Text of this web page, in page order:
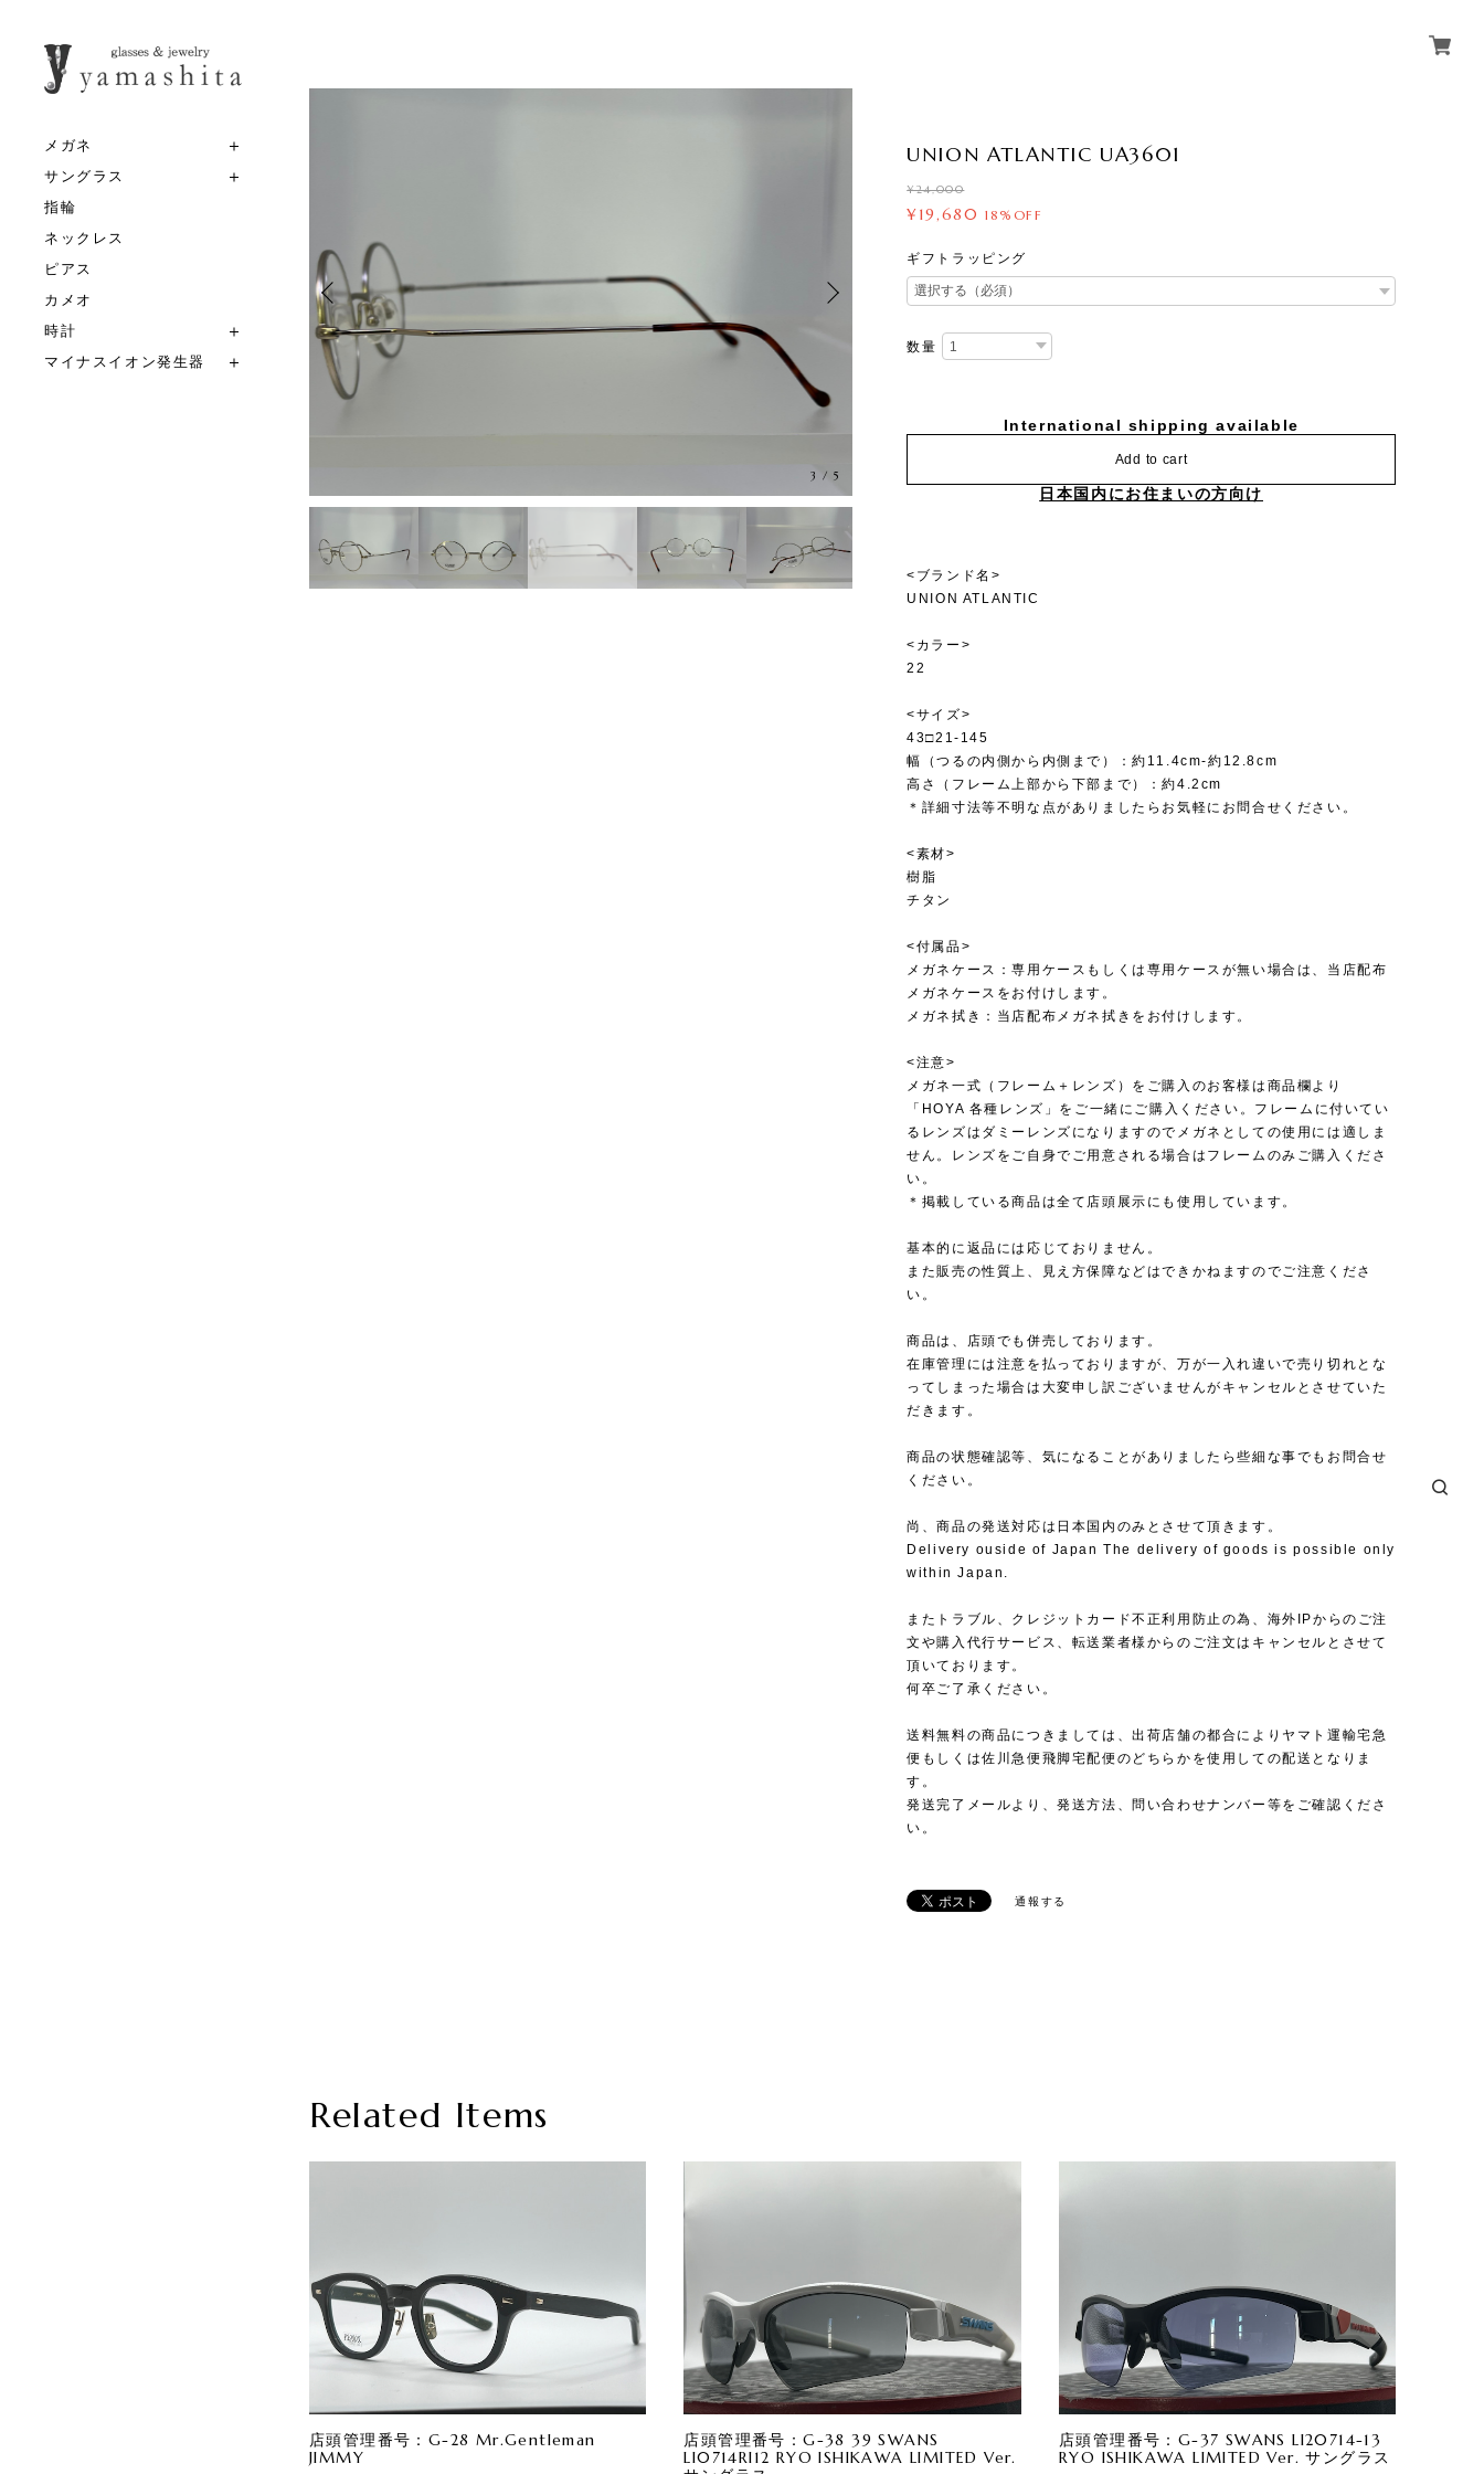
メガネ
サングラス
指輪
ネックレス
ピアス
カメオ
時計
マイナスイオン発生器
3 /5
UNION ATLANTIC UA3601
¥24,000
¥19,680 18%OFF
ギフトラッピング
数量
International shipping available
Add to cart
日本国内にお住まいの方向け
<ブランド名>
UNION ATLANTIC
<カラー>
22
<サイズ>
43□21-145
幅（つるの内側から内側まで）：約11.4cm-約12.8cm
高さ（フレーム上部から下部まで）：約4.2cm
＊詳細寸法等不明な点がありましたらお気軽にお問合せください。
<素材>
樹脂
チタン
<付属品>
メガネケース：専用ケースもしくは専用ケースが無い場合は、当店配布
メガネケースをお付けします。
メガネ拭き：当店配布メガネ拭きをお付けします。
<注意>
メガネ一式（フレーム＋レンズ）をご購入のお客様は商品欄より
「HOYA 各種レンズ」をご一緒にご購入ください。フレームに付いてい
るレンズはダミーレンズになりますのでメガネとしての使用には適しま
せん。レンズをご自身でご用意される場合はフレームのみご購入くださ
い。
＊掲載している商品は全て店頭展示にも使用しています。
基本的に返品には応じておりません。
また販売の性質上、見え方保障などはできかねますのでご注意くださ
い。
商品は、店頭でも併売しております。
在庫管理には注意を払っておりますが、万が一入れ違いで売り切れとな
ってしまった場合は大変申し訳ございませんがキャンセルとさせていた
だきます。
商品の状態確認等、気になることがありましたら些細な事でもお問合せ
ください。
尚、商品の発送対応は日本国内のみとさせて頂きます。
Delivery ouside of Japan The delivery of goods is possible only
within Japan.
またトラブル、クレジットカード不正利用防止の為、海外IPからのご注
文や購入代行サービス、転送業者様からのご注文はキャンセルとさせて
頂いております。
何卒ご了承ください。
送料無料の商品につきましては、出荷店舗の都合によりヤマト運輸宅急
便もしくは佐川急便飛脚宅配便のどちらかを使用しての配送となりま
す。
発送完了メールより、発送方法、問い合わせナンバー等をご確認くださ
い。
通報する
Related Items
店頭管理番号：G-28 Mr.Gentleman
JIMMY
店頭管理番号：G-38 39 SWANS
LI0714RI12 RYO ISHIKAWA LIMITED Ver.
店頭管理番号：G-37 SWANS LI20714-13
RYO ISHIKAWA LIMITED Ver. サングラス